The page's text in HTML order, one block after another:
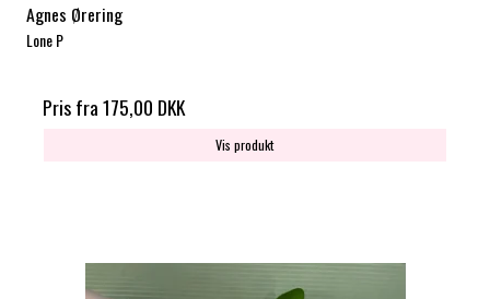
Agnes Ørering
Lone P
Pris fra175,00 DKK
Vis produkt